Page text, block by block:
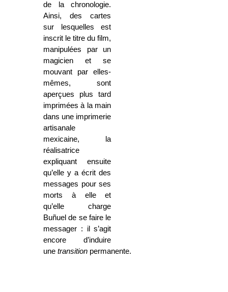
de la chronologie.
Ainsi, des cartes
sur lesquelles est
inscrit le titre du film,
manipulées par un
magicien et se
mouvant par elles-
mêmes, sont
aperçues plus tard
imprimées à la main
dans une imprimerie
artisanale
mexicaine, la
réalisatrice
expliquant ensuite
qu’elle y a écrit des
messages pour ses
morts à elle et
qu’elle charge
Buñuel de se faire le
messager : il s’agit
encore d’induire
une transition permanente.